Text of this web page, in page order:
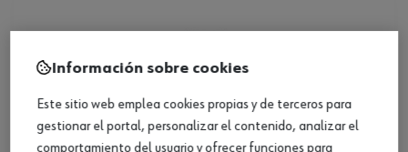
Información sobre cookies
Este sitio web emplea cookies propias y de terceros para
gestionar el portal, personalizar el contenido, analizar el
comportamiento del usuario y ofrecer funciones para